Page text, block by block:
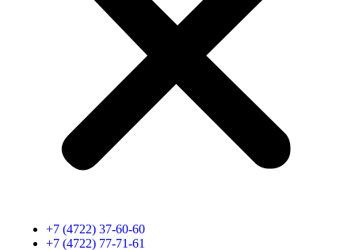
+7 (4722) 37-60-60
+7 (4722) 77-71-61